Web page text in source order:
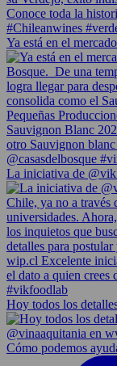
Ya está en el
La iniciativa de
Hoy todos los
Cómo podemos